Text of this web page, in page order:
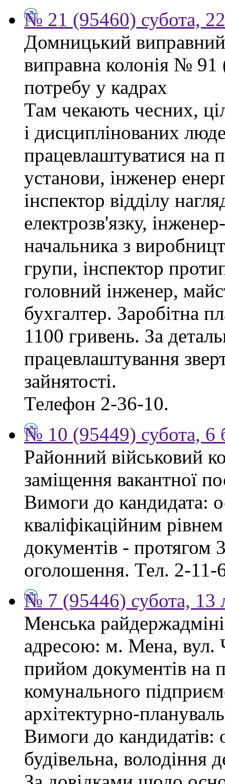
№ 21 (95460) субота,
Домницький
виправна колонія №
потребу у кадрах
Там чекають чесних,
і дисциплінованих
працевлаштуватися на
установи, інженер
інспектор відділу
електрозв'язку,
начальника з
групи, інспектор
головний інженер,
бухгалтер. Заробітна
1100 гривень. За
працевлаштування
зайнятості.
Телефон 2-36-10.
№ 10 (95449) субота, 6
Районний військовий
заміщення вакантної
Вимоги до кандидата:
кваліфікаційним
документів - протягом
оголошення. Тел. 2-11-
№ 7 (95446) субота, 13
Менська
адресою: м. Мена, вул.
прийом документів на
комунального
архітектурно-
Вимоги до кандидатів:
будівельна,